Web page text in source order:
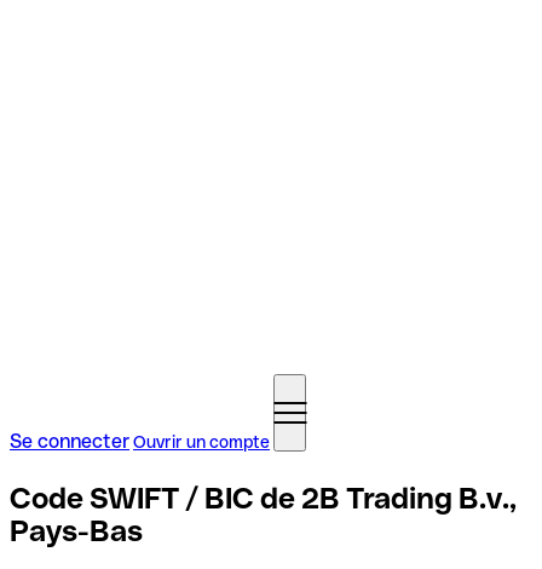
Se connecterOuvrir un compte
Code SWIFT / BIC de 2B Trading B.v.,
Pays-Bas